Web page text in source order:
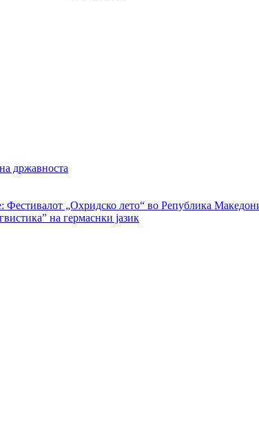
државноста
Фестивалот „Охридско лето“ во Република
на гермаснки јазик